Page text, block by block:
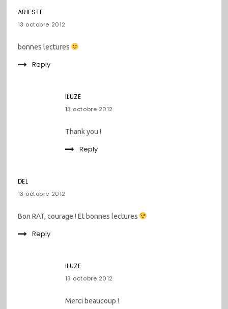
ARIESTE
13 octobre 2012
bonnes lectures
Reply
ILUZE
13 octobre 2012
Thank you !
Reply
DEL
13 octobre 2012
Bon RAT, courage ! Et bonnes lectures
Reply
ILUZE
13 octobre 2012
Merci beaucoup !